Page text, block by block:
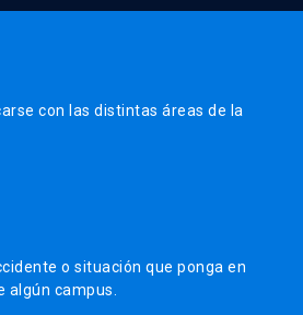
con las distintas áreas de la
o situación que ponga en
algún campus.